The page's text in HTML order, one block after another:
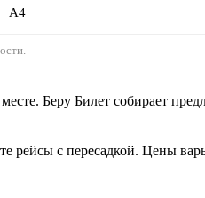
A4
Беру Билет собирает
с пересадкой. Цены